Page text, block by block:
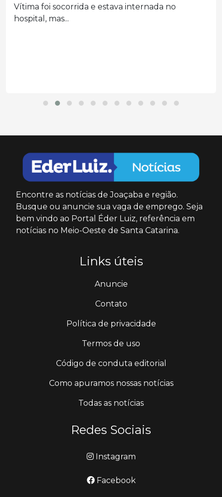
Vítima foi socorrida e estava internada no
hospital, mas...
Encontre as notícias de Joaçaba e região.
Busque ou anuncie sua vaga de emprego. Seja
bem vindo ao Portal Éder Luiz, referência em
notícias no Meio-Oeste de Santa Catarina.
Links úteis
Anuncie
Contato
Política de privacidade
Termos de uso
Código de conduta editorial
Como apuramos nossas notícias
Todas as notícias
Redes Sociais
Instagram
Facebook